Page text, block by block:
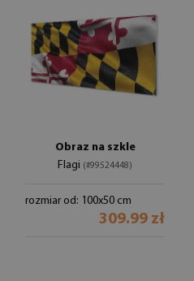
Obraz na szkle
Flagi (#99524448)
rozmiar od: 100x50 cm
309.99 zł